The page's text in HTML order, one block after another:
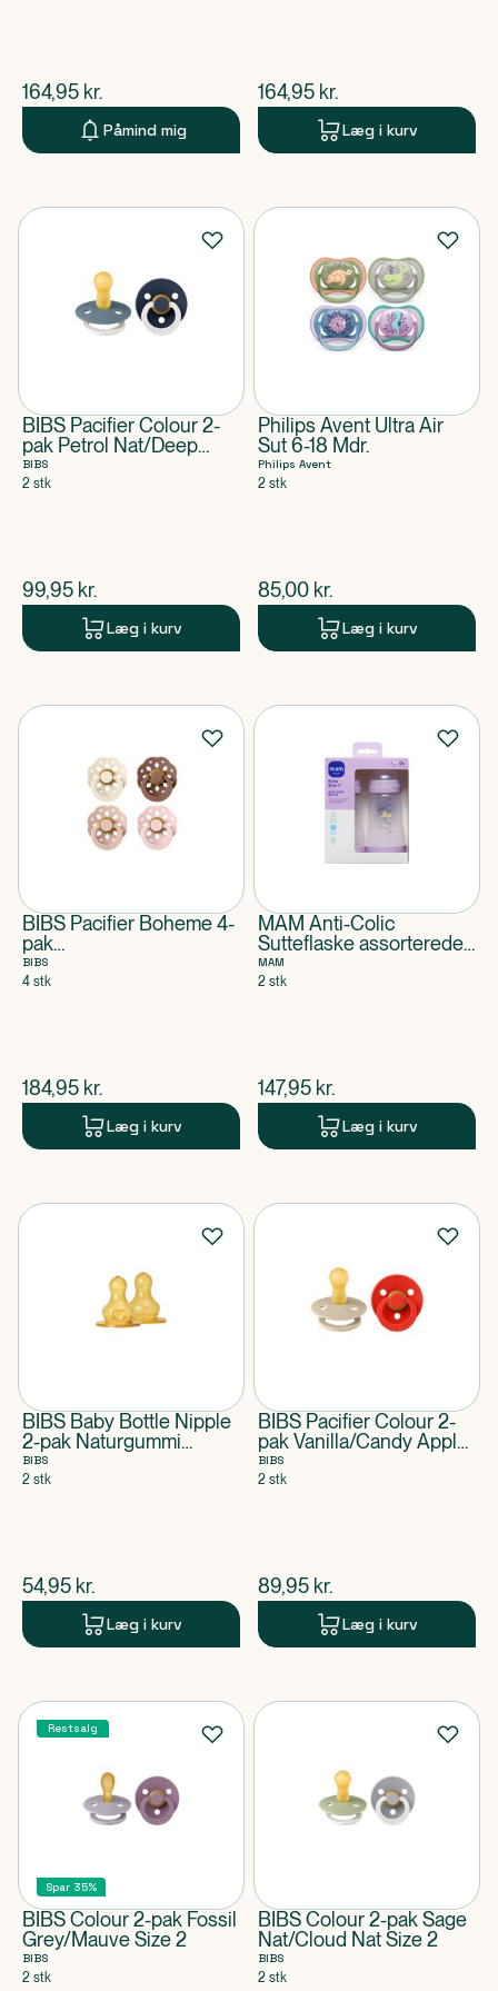
$nuværende pris
164,95 kr.
Påmind mig
$nuværende pris
164,95 kr.
Læg i kurv
BIBS Pacifier Colour 2-
pak Petrol Nat/Deep
Space Nat Size 2
BIBS
2 stk
$nuværende pris
99,95 kr.
Læg i kurv
Philips Avent Ultra Air
Sut 6-18 Mdr.
Philips Avent
2 stk
$nuværende pris
85,00 kr.
Læg i kurv
BIBS Pacifier Boheme 4-
pak
Ivory/Blush/Woodchuck/Blossom
Size 2
BIBS
4 stk
$nuværende pris
184,95 kr.
Læg i kurv
MAM Anti-Colic
Sutteflaske assorterede
farver
MAM
2 stk
$nuværende pris
147,95 kr.
Læg i kurv
BIBS Baby Bottle Nipple
2-pak Naturgummi
Medium Flow
BIBS
2 stk
$nuværende pris
54,95 kr.
Læg i kurv
BIBS Pacifier Colour 2-
pak Vanilla/Candy Apple
Size 2
BIBS
2 stk
$nuværende pris
89,95 kr.
Læg i kurv
Restsalg
Spar 35%
BIBS Colour 2-pak Fossil
Grey/Mauve Size 2
BIBS
2 stk
BIBS Colour 2-pak Sage
Nat/Cloud Nat Size 2
BIBS
2 stk